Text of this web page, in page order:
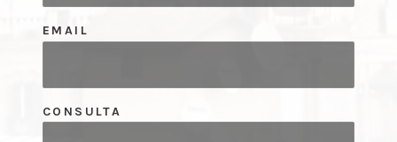
EMAIL
CONSULTA